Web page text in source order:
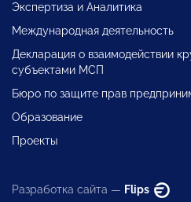
Экспертиза и Аналитика
Международная деятельность
Декларация о взаимодействии
субъектами МСП
Бюро по защите прав
Образование
Проекты
Разработка сайта — Flips